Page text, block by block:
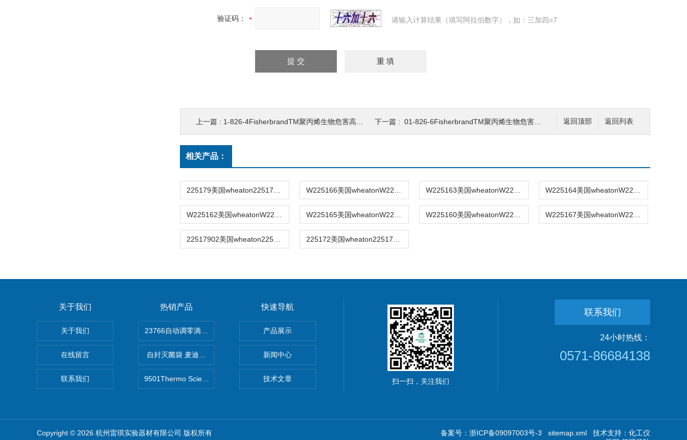
验证码： 请输入计算结果（填写阿拉伯数字），如：三加四=7
返回列表
返回顶部
上一篇 : 1-826-4FisherbrandTM聚丙烯生物危害高压灭菌袋1-826-4 下一篇 : 01-826-6FisherbrandTM聚丙烯生物危害高压灭菌袋01-826-6
相关产品：
关于我们
关于我们
在线留言
联系我们
热销产品
23766自动调零滴定管，Dr. Schilling式 23766
自封灭菌袋 麦迪康Medicom自封口式灭菌包装袋 呼吸袋 89mm&#215;133mm
9501Thermo Scientific S1移液管电动移液器
快速导航
产品展示
新闻中心
技术文章 扫一扫，关注我们
联系我们
24小时热线：
0571-86684138
Copyright © 2026 杭州雷琪实验器材有限公司 版权所有 备案号：浙ICP备09097003号-3 sitemap.xml 技术支持： 化工仪